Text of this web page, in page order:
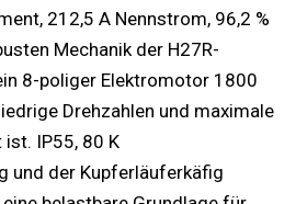
212,5 A Nennstrom, 96,2 %
Mechanik der H27R-
8-poliger Elektromotor 1800
Drehzahlen und maximale
IP55, 80 K
und der Kupferläuferkäfig